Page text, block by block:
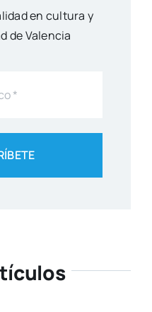
en cul­tu­ra y
de Valen­cia